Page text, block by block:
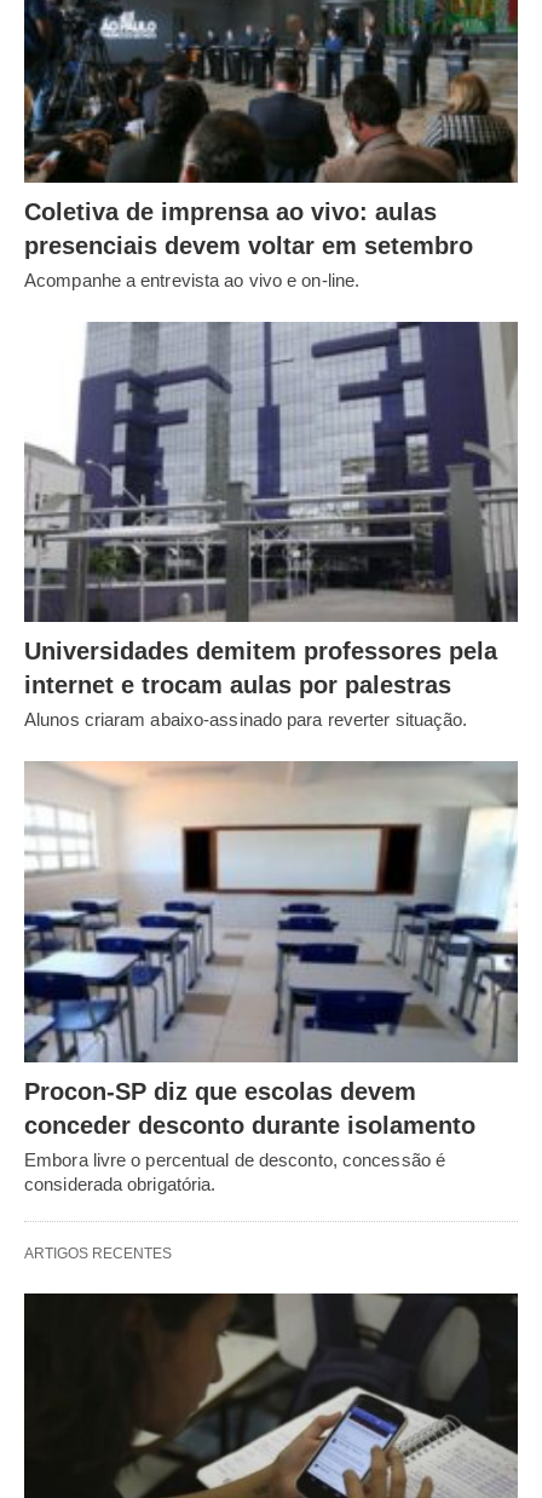
Coletiva de imprensa ao vivo: aulas
presenciais devem voltar em setembro
Acompanhe a entrevista ao vivo e on-line.
Universidades demitem professores pela
internet e trocam aulas por palestras
Alunos criaram abaixo-assinado para reverter situação.
Procon-SP diz que escolas devem
conceder desconto durante isolamento
Embora livre o percentual de desconto, concessão é
considerada obrigatória.
ARTIGOS RECENTES